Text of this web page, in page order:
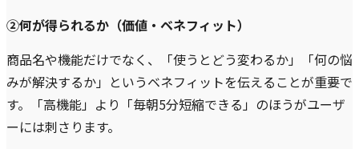
②何が得られるか（価値・ベネフィット）
商品名や機能だけでなく、「使うとどう変わるか」「何の悩
みが解決するか」というベネフィットを伝えることが重要で
す。「高機能」より「毎朝5分短縮できる」のほうがユーザ
ーには刺さります。